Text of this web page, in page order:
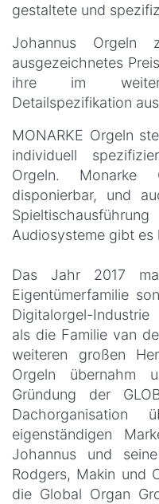
gestaltete und
Johannus Orgeln
ausgezeichnetes
ihre im
Detailspezifikation
MONARKE Orgeln
individuell
Orgeln.
disponierbar, und
Audiosysteme gibt es
Das Jahr 2017
Eigentümerfamilie
Digitalorgel-
als die Familie van
weiteren großen
Orgeln
Gründung der
eigenständigen
Johannus und
Rodgers, Makin und
die Global Organ